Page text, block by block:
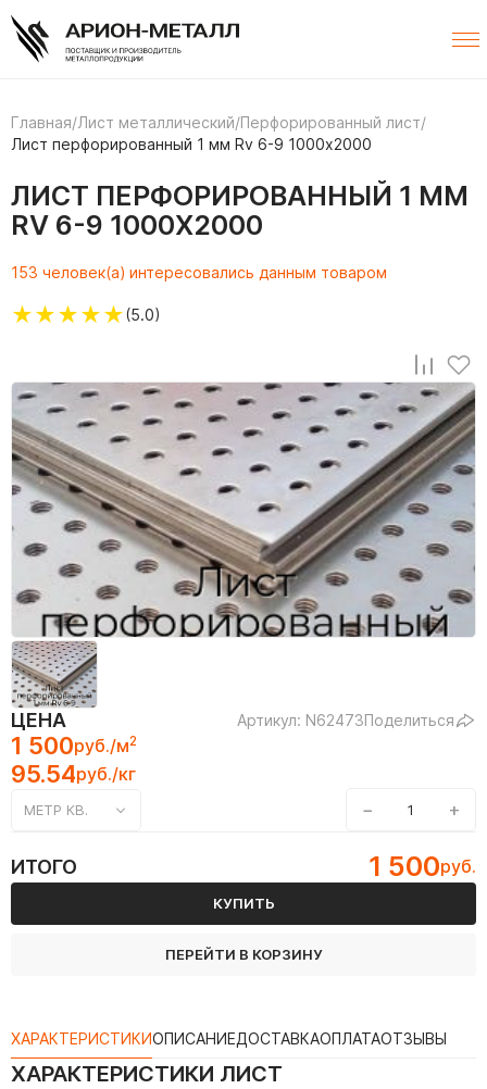
Главная/Лист металлический/Перфорированный лист/
Лист перфорированный 1 мм Rv 6-9 1000х2000
ЛИСТ ПЕРФОРИРОВАННЫЙ 1 ММ
RV 6-9 1000Х2000
153 человек(а) интересовались данным товаром
★★★★★(5.0)
ЦЕНА Артикул: N62473Поделиться
1 500руб./м2
95.54руб./кг
МЕТР КВ. − +
ИТОГО 1 500руб.
КУПИТЬ
ПЕРЕЙТИ В КОРЗИНУ
ХАРАКТЕРИСТИКИОПИСАНИЕДОСТАВКАОПЛАТАОТЗЫВЫ
ХАРАКТЕРИСТИКИ ЛИСТ